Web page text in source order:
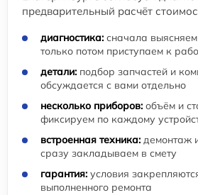
предварительный расчёт
диагностика: сначала
только потом приступаем к
детали: подбор запчастей и
обсуждается с вами отдельно
несколько приборов: объём и
фиксируем по каждому
встроенная техника: демонтаж
сразу закладываем в смету
гарантия: условия
выполненного ремонта